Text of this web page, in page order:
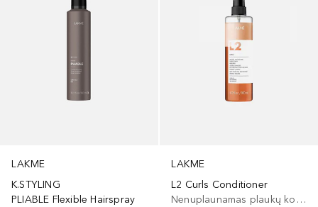
LAKME
K.STYLING
PLIABLE Flexible Hairspray
LAKME
L2 Curls Conditioner
Nenuplaunamas plaukų kondicionierius